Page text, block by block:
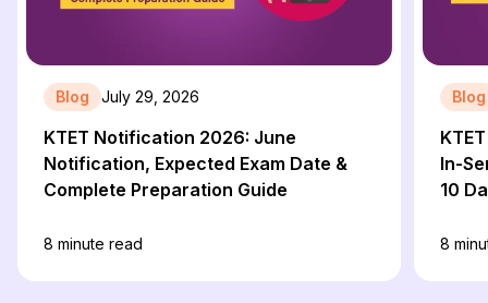
Blog July 29, 2026
KTET Notification 2026: June
Notification, Expected Exam Date &
Complete Preparation Guide
8 minute read
Blog
In-
10
8